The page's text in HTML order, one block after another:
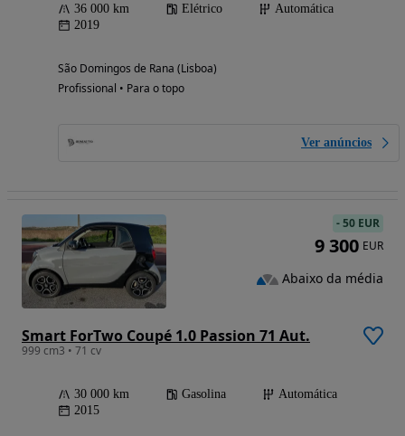
36 000 km Elétrico
Automática
2019
São Domingos de Rana (Lisboa)
Profissional • Para o topo
Ver anúncios
Smart ForTwo Coupé 1.0 Passion 71 Aut.
999 cm3 • 71 cv
30 000 km Gasolina
Automática
2015
-50 EUR
9 300 EUR
Abaixo da média